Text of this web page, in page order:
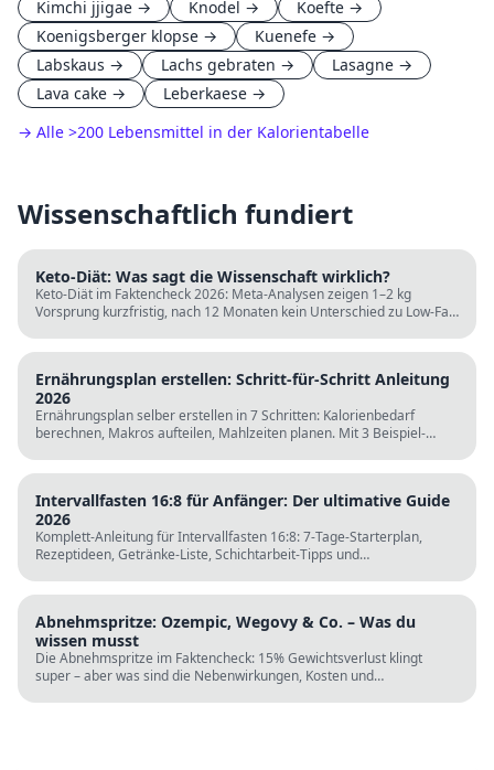
Kimchi jjigae → Knodel → Koefte →
Koenigsberger klopse → Kuenefe →
Labskaus → Lachs gebraten → Lasagne →
Lava cake → Leberkaese →
→ Alle >200 Lebensmittel in der Kalorientabelle
Wissenschaftlich fundiert
Keto-Diät: Was sagt die Wissenschaft wirklich?
Keto-Diät im Faktencheck 2026: Meta-Analysen zeigen 1–2 kg
Vorsprung kurzfristig, nach 12 Monaten kein Unterschied zu Low-Fat.
Ernährungsplan erstellen: Schritt-für-Schritt Anleitung
2026
Ernährungsplan selber erstellen in 7 Schritten: Kalorienbedarf
berechnen, Makros aufteilen, Mahlzeiten planen. Mit 3 Beispiel-
Intervallfasten 16:8 für Anfänger: Der ultimative Guide
2026
Komplett-Anleitung für Intervallfasten 16:8: 7-Tage-Starterplan,
Rezeptideen, Getränke-Liste, Schichtarbeit-Tipps und
Abnehmspritze: Ozempic, Wegovy & Co. – Was du
wissen musst
Die Abnehmspritze im Faktencheck: 15% Gewichtsverlust klingt
super – aber was sind die Nebenwirkungen, Kosten und